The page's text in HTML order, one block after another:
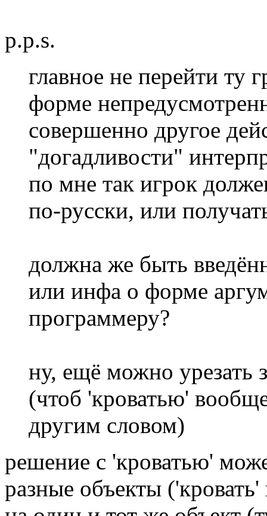
p.p.s.
главное не перейти ту
форме
совершенно другое
"догадливости"
по мне так игрок
по-русски, или
должна же быть
или инфа о форме
программеру?
ну, ещё можно урезать
(чтоб 'кроватью'
другим словом)
решение с 'кроватью'
разные объекты